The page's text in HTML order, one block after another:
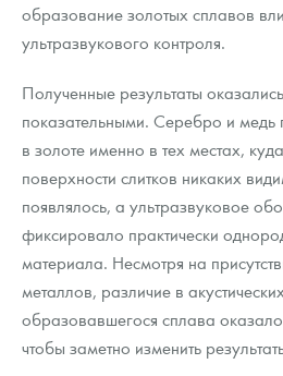
образование золотых сплавов
ультразвукового контроля.
Полученные результаты
показательными. Серебро и медь
в золоте именно в тех местах,
поверхности слитков никаких
появлялось, а ультразвуковое
фиксировало практически
материала. Несмотря на
металлов, различие в
образовавшегося сплава
чтобы заметно изменить